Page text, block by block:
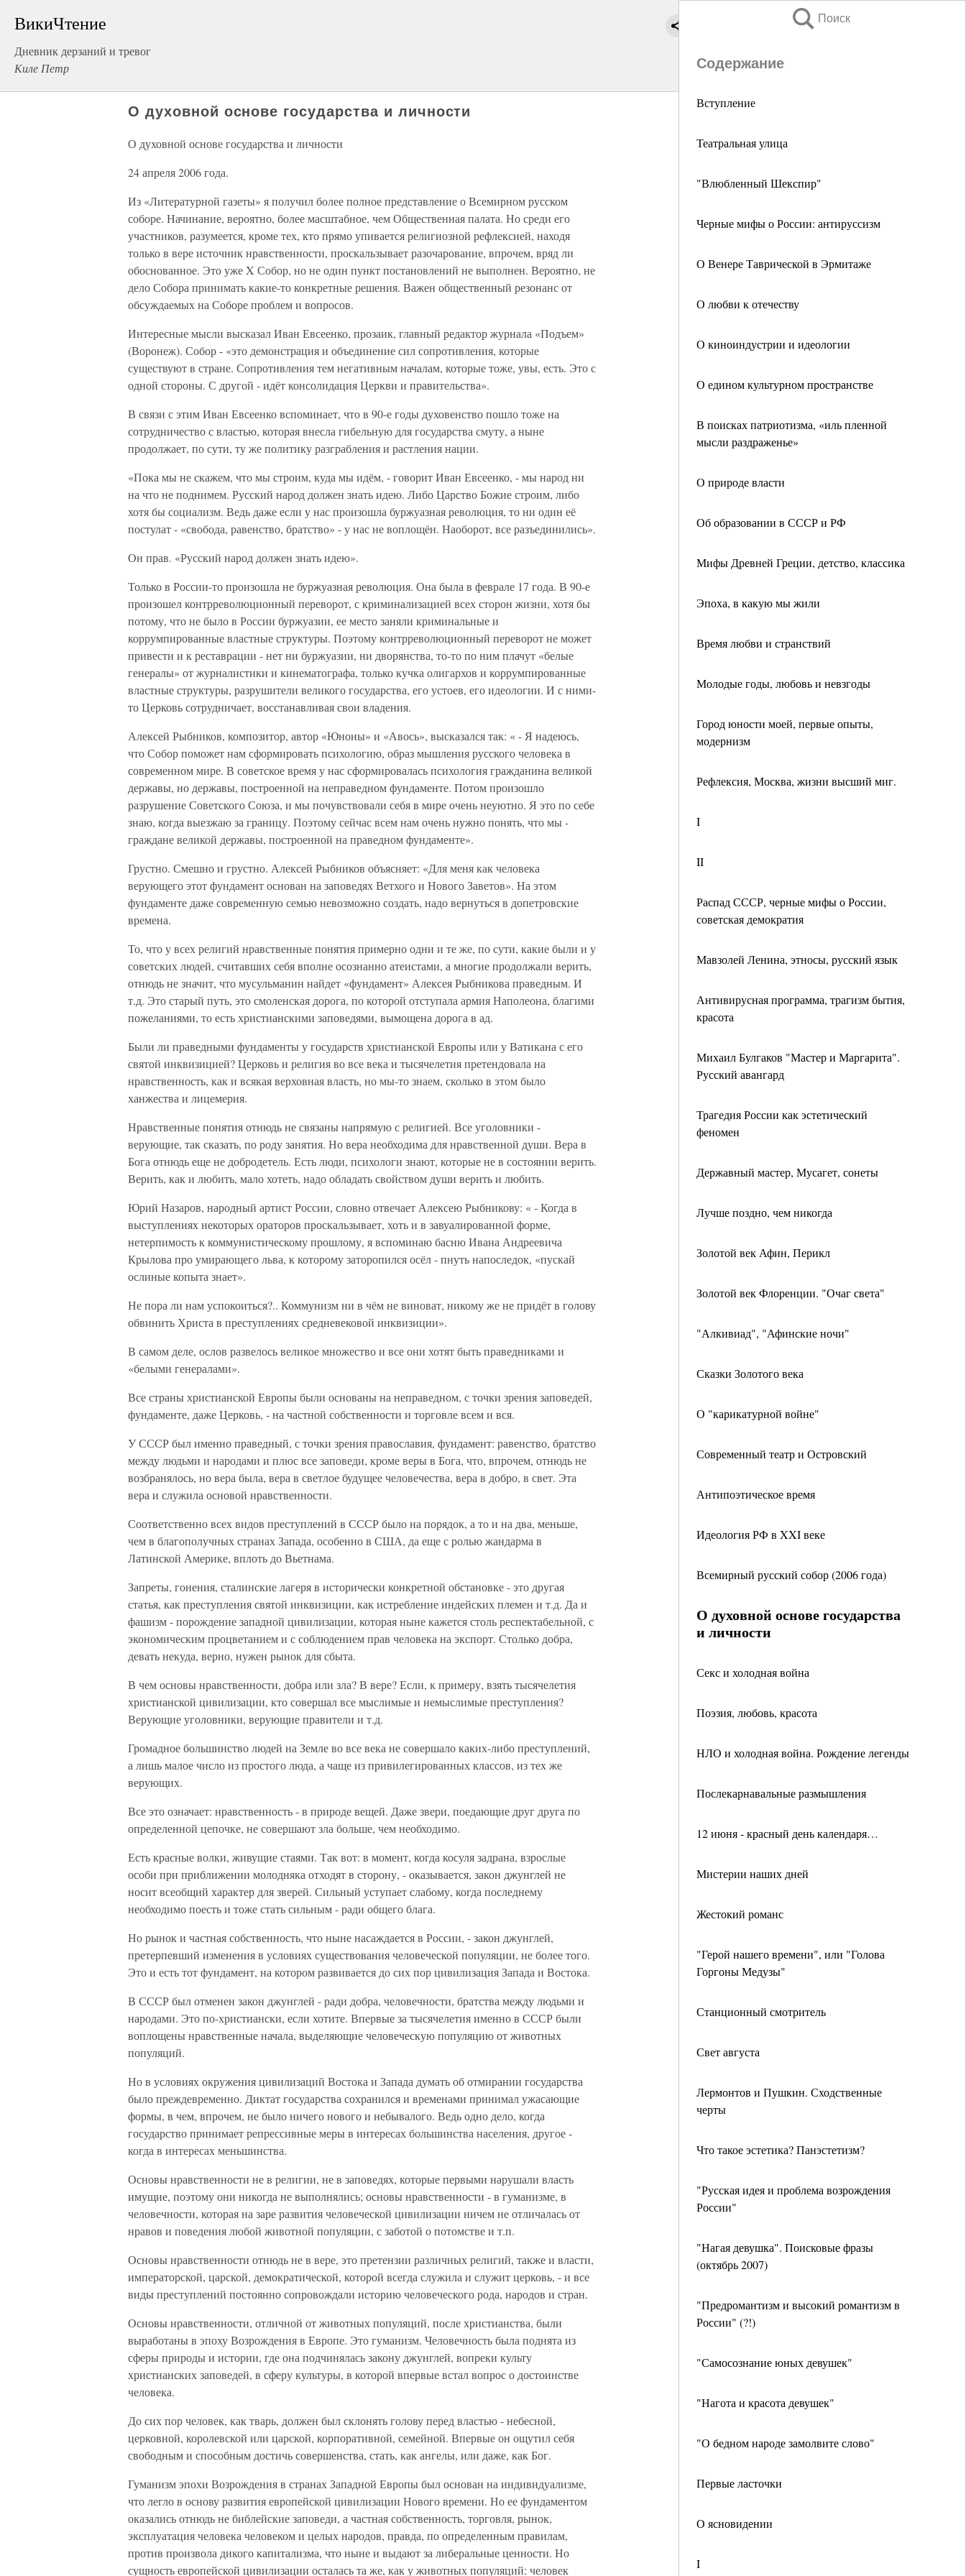
ВикиЧтение
Дневник дерзаний и тревог
Киле Петр
Поиск
Содержание
Вступление
Театральная улица
"Влюбленный Шекспир"
Черные мифы о России: антируссизм
О Венере Таврической в Эрмитаже
О любви к отечеству
О киноиндустрии и идеологии
О едином культурном пространстве
В поисках патриотизма, «иль пленной
мысли раздраженье»
О природе власти
Об образовании в СССР и РФ
Мифы Древней Греции, детство, классика
Эпоха, в какую мы жили
Время любви и странствий
Молодые годы, любовь и невзгоды
Город юности моей, первые опыты,
модернизм
Рефлексия, Москва, жизни высший миг.
I
II
Распад СССР, черные мифы о России,
советская демократия
Мавзолей Ленина, этносы, русский язык
Антивирусная программа, трагизм бытия,
красота
Михаил Булгаков "Мастер и Маргарита".
Русский авангард
Трагедия России как эстетический
феномен
Державный мастер, Мусагет, сонеты
Лучше поздно, чем никогда
Золотой век Афин, Перикл
Золотой век Флоренции. "Очаг света"
"Алкивиад", "Афинские ночи"
Сказки Золотого века
О "карикатурной войне"
Современный театр и Островский
Антипоэтическое время
Идеология РФ в XXI веке
Всемирный русский собор (2006 года)
О духовной основе государства
и личности
Секс и холодная война
Поэзия, любовь, красота
НЛО и холодная война. Рождение легенды
Послекарнавальные размышления
12 июня - красный день календаря…
Мистерии наших дней
Жестокий романс
"Герой нашего времени", или "Голова
Горгоны Медузы"
Станционный смотритель
Свет августа
Лермонтов и Пушкин. Сходственные
черты
Что такое эстетика? Панэстетизм?
"Русская идея и проблема возрождения
России"
"Нагая девушка". Поисковые фразы
(октябрь 2007)
"Предромантизм и высокий романтизм в
России" (?!)
"Самосознание юных девушек"
"Нагота и красота девушек"
"О бедном народе замолвите слово"
Первые ласточки
О ясновидении
I
О духовной основе государства и личности
О духовной основе государства и личности
24 апреля 2006 года.
Из «Литературной газеты» я получил более полное представление о Всемирном русском
соборе. Начинание, вероятно, более масштабное, чем Общественная палата. Но среди его
участников, разумеется, кроме тех, кто прямо упивается религиозной рефлексией, находя
только в вере источник нравственности, проскальзывает разочарование, впрочем, вряд ли
обоснованное. Это уже X Собор, но не один пункт постановлений не выполнен. Вероятно, не
дело Собора принимать какие-то конкретные решения. Важен общественный резонанс от
обсуждаемых на Соборе проблем и вопросов.
Интересные мысли высказал Иван Евсеенко, прозаик, главный редактор журнала «Подъем»
(Воронеж). Собор - «это демонстрация и объединение сил сопротивления, которые
существуют в стране. Сопротивления тем негативным началам, которые тоже, увы, есть. Это с
одной стороны. С другой - идёт консолидация Церкви и правительства».
В связи с этим Иван Евсеенко вспоминает, что в 90-е годы духовенство пошло тоже на
сотрудничество с властью, которая внесла гибельную для государства смуту, а ныне
продолжает, по сути, ту же политику разграбления и растления нации.
«Пока мы не скажем, что мы строим, куда мы идём, - говорит Иван Евсеенко, - мы народ ни
на что не поднимем. Русский народ должен знать идею. Либо Царство Божие строим, либо
хотя бы социализм. Ведь даже если у нас произошла буржуазная революция, то ни один её
постулат - «свобода, равенство, братство» - у нас не воплощён. Наоборот, все разъединились».
Он прав. «Русский народ должен знать идею».
Только в России-то произошла не буржуазная революция. Она была в феврале 17 года. В 90-е
произошел контрреволюционный переворот, с криминализацией всех сторон жизни, хотя бы
потому, что не было в России буржуазии, ее место заняли криминальные и
коррумпированные властные структуры. Поэтому контрреволюционный переворот не может
привести и к реставрации - нет ни буржуазии, ни дворянства, то-то по ним плачут «белые
генералы» от журналистики и кинематографа, только кучка олигархов и коррумпированные
властные структуры, разрушители великого государства, его устоев, его идеологии. И с ними-
то Церковь сотрудничает, восстанавливая свои владения.
Алексей Рыбников, композитор, автор «Юноны» и «Авось», высказался так: « - Я надеюсь,
что Собор поможет нам сформировать психологию, образ мышления русского человека в
современном мире. В советское время у нас сформировалась психология гражданина великой
державы, но державы, построенной на неправедном фундаменте. Потом произошло
разрушение Советского Союза, и мы почувствовали себя в мире очень неуютно. Я это по себе
знаю, когда выезжаю за границу. Поэтому сейчас всем нам очень нужно понять, что мы -
граждане великой державы, построенной на праведном фундаменте».
Грустно. Смешно и грустно. Алексей Рыбников объясняет: «Для меня как человека
верующего этот фундамент основан на заповедях Ветхого и Нового Заветов». На этом
фундаменте даже современную семью невозможно создать, надо вернуться в допетровские
времена.
То, что у всех религий нравственные понятия примерно одни и те же, по сути, какие были и у
советских людей, считавших себя вполне осознанно атеистами, а многие продолжали верить,
отнюдь не значит, что мусульманин найдет «фундамент» Алексея Рыбникова праведным. И
т.д. Это старый путь, это смоленская дорога, по которой отступала армия Наполеона, благими
пожеланиями, то есть христианскими заповедями, вымощена дорога в ад.
Были ли праведными фундаменты у государств христианской Европы или у Ватикана с его
святой инквизицией? Церковь и религия во все века и тысячелетия претендовала на
нравственность, как и всякая верховная власть, но мы-то знаем, сколько в этом было
ханжества и лицемерия.
Нравственные понятия отнюдь не связаны напрямую с религией. Все уголовники -
верующие, так сказать, по роду занятия. Но вера необходима для нравственной души. Вера в
Бога отнюдь еще не добродетель. Есть люди, психологи знают, которые не в состоянии верить.
Верить, как и любить, мало хотеть, надо обладать свойством души верить и любить.
Юрий Назаров, народный артист России, словно отвечает Алексею Рыбникову: « - Когда в
выступлениях некоторых ораторов проскальзывает, хоть и в завуалированной форме,
нетерпимость к коммунистическому прошлому, я вспоминаю басню Ивана Андреевича
Крылова про умирающего льва, к которому заторопился осёл - пнуть напоследок, «пускай
ослиные копыта знает».
Не пора ли нам успокоиться?.. Коммунизм ни в чём не виноват, никому же не придёт в голову
обвинить Христа в преступлениях средневековой инквизиции».
В самом деле, ослов развелось великое множество и все они хотят быть праведниками и
«белыми генералами».
Все страны христианской Европы были основаны на неправедном, с точки зрения заповедей,
фундаменте, даже Церковь, - на частной собственности и торговле всем и вся.
У СССР был именно праведный, с точки зрения православия, фундамент: равенство, братство
между людьми и народами и плюс все заповеди, кроме веры в Бога, что, впрочем, отнюдь не
возбранялось, но вера была, вера в светлое будущее человечества, вера в добро, в свет. Эта
вера и служила основой нравственности.
Соответственно всех видов преступлений в СССР было на порядок, а то и на два, меньше,
чем в благополучных странах Запада, особенно в США, да еще с ролью жандарма в
Латинской Америке, вплоть до Вьетнама.
Запреты, гонения, сталинские лагеря в исторически конкретной обстановке - это другая
статья, как преступления святой инквизиции, как истребление индейских племен и т.д. Да и
фашизм - порождение западной цивилизации, которая ныне кажется столь респектабельной, с
экономическим процветанием и с соблюдением прав человека на экспорт. Столько добра,
девать некуда, верно, нужен рынок для сбыта.
В чем основы нравственности, добра или зла? В вере? Если, к примеру, взять тысячелетия
христианской цивилизации, кто совершал все мыслимые и немыслимые преступления?
Верующие уголовники, верующие правители и т.д.
Громадное большинство людей на Земле во все века не совершало каких-либо преступлений,
а лишь малое число из простого люда, а чаще из привилегированных классов, из тех же
верующих.
Все это означает: нравственность - в природе вещей. Даже звери, поедающие друг друга по
определенной цепочке, не совершают зла больше, чем необходимо.
Есть красные волки, живущие стаями. Так вот: в момент, когда косуля задрана, взрослые
особи при приближении молодняка отходят в сторону, - оказывается, закон джунглей не
носит всеобщий характер для зверей. Сильный уступает слабому, когда последнему
необходимо поесть и тоже стать сильным - ради общего блага.
Но рынок и частная собственность, что ныне насаждается в России, - закон джунглей,
претерпевший изменения в условиях существования человеческой популяции, не более того.
Это и есть тот фундамент, на котором развивается до сих пор цивилизация Запада и Востока.
В СССР был отменен закон джунглей - ради добра, человечности, братства между людьми и
народами. Это по-христиански, если хотите. Впервые за тысячелетия именно в СССР были
воплощены нравственные начала, выделяющие человеческую популяцию от животных
популяций.
Но в условиях окружения цивилизаций Востока и Запада думать об отмирании государства
было преждевременно. Диктат государства сохранился и временами принимал ужасающие
формы, в чем, впрочем, не было ничего нового и небывалого. Ведь одно дело, когда
государство принимает репрессивные меры в интересах большинства населения, другое -
когда в интересах меньшинства.
Основы нравственности не в религии, не в заповедях, которые первыми нарушали власть
имущие, поэтому они никогда не выполнялись; основы нравственности - в гуманизме, в
человечности, которая на заре развития человеческой цивилизации ничем не отличалась от
нравов и поведения любой животной популяции, с заботой о потомстве и т.п.
Основы нравственности отнюдь не в вере, это претензии различных религий, также и власти,
императорской, царской, демократической, которой всегда служила и служит церковь, - и все
виды преступлений постоянно сопровождали историю человеческого рода, народов и стран.
Основы нравственности, отличной от животных популяций, после христианства, были
выработаны в эпоху Возрождения в Европе. Это гуманизм. Человечность была поднята из
сферы природы и истории, где она подчинялась закону джунглей, вопреки культу
христианских заповедей, в сферу культуры, в которой впервые встал вопрос о достоинстве
человека.
До сих пор человек, как тварь, должен был склонять голову перед властью - небесной,
церковной, королевской или царской, корпоративной, семейной. Впервые он ощутил себя
свободным и способным достичь совершенства, стать, как ангелы, или даже, как Бог.
Гуманизм эпохи Возрождения в странах Западной Европы был основан на индивидуализме,
что легло в основу развития европейской цивилизации Нового времени. Но ее фундаментом
оказались отнюдь не библейские заповеди, а частная собственность, торговля, рынок,
эксплуатация человека человеком и целых народов, правда, по определенным правилам,
против произвола дикого капитализма, что ныне и выдают за либеральные ценности. Но
сущность европейской цивилизации осталась та же, как у животных популяций: человек